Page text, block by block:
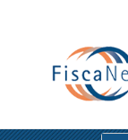
content
gaan